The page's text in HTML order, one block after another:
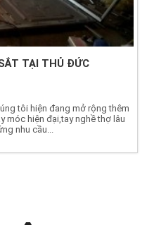
TẠI THỦ ĐỨC
tôi hiện đang mở rộng thêm
móc hiện đại,tay nghề thợ lâu
nhu cầu...